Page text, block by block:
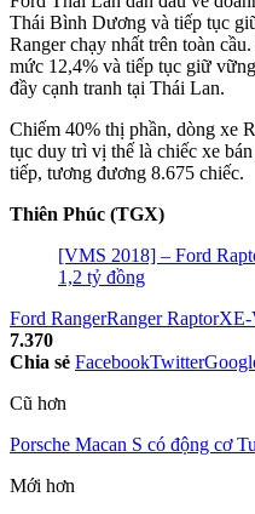
Thái Bình Dương và tiếp tục
Ranger chạy nhất trên toàn
mức 12,4% và tiếp tục giữ
đầy cạnh tranh tại Thái Lan.
Chiếm 40% thị phần, dòng xe
tục duy trì vị thế là chiếc xe
tiếp, tương đương 8.675 chiếc.
Thiên Phúc (TGX)
[VMS 2018] – Ford
1,2 tỷ đồng
Ford RangerRanger Raptor
7.370
Chia sẻ FacebookTwitter
Cũ hơn
Porsche Macan S có động cơ
Mới hơn